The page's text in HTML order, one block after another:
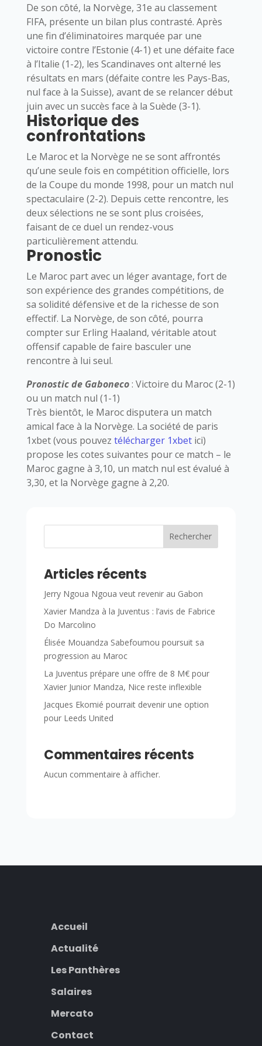
De son côté, la Norvège, 31e au classement
FIFA, présente un bilan plus contrasté. Après
une fin d’éliminatoires marquée par une
victoire contre l’Estonie (4-1) et une défaite face
à l’Italie (1-2), les Scandinaves ont alterné les
résultats en mars (défaite contre les Pays-Bas,
nul face à la Suisse), avant de se relancer début
juin avec un succès face à la Suède (3-1).
Historique des
confrontations
Le Maroc et la Norvège ne se sont affrontés
qu’une seule fois en compétition officielle, lors
de la Coupe du monde 1998, pour un match nul
spectaculaire (2-2). Depuis cette rencontre, les
deux sélections ne se sont plus croisées,
faisant de ce duel un rendez-vous
particulièrement attendu.
Pronostic
Le Maroc part avec un léger avantage, fort de
son expérience des grandes compétitions, de
sa solidité défensive et de la richesse de son
effectif. La Norvège, de son côté, pourra
compter sur Erling Haaland, véritable atout
offensif capable de faire basculer une
rencontre à lui seul.
Pronostic de Gaboneco: Victoire du Maroc (2-1)
ou un match nul (1-1)
Très bientôt, le Maroc disputera un match
amical face à la Norvège. La société de paris
1xbet (vous pouvez télécharger 1xbetici)
propose les cotes suivantes pour ce match – le
Maroc gagne à 3,10, un match nul est évalué à
3,30, et la Norvège gagne à 2,20.
Rechercher
Articles récents
Jerry Ngoua Ngoua veut revenir au Gabon
Xavier Mandza à la Juventus : l’avis de Fabrice
Do Marcolino
Élisée Mouandza Sabefoumou poursuit sa
progression au Maroc
La Juventus prépare une offre de 8 M€ pour
Xavier Junior Mandza, Nice reste inflexible
Jacques Ekomié pourrait devenir une option
pour Leeds United
Commentaires récents
Aucun commentaire à afficher.
Accueil
Actualité
Les Panthères
Salaires
Mercato
Contact